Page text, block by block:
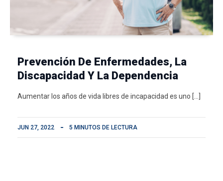
Prevención De Enfermedades, La
Discapacidad Y La Dependencia
Aumentar los años de vida libres de incapacidad es uno […]
JUN 27, 2022 5 MINUTOS DE LECTURA